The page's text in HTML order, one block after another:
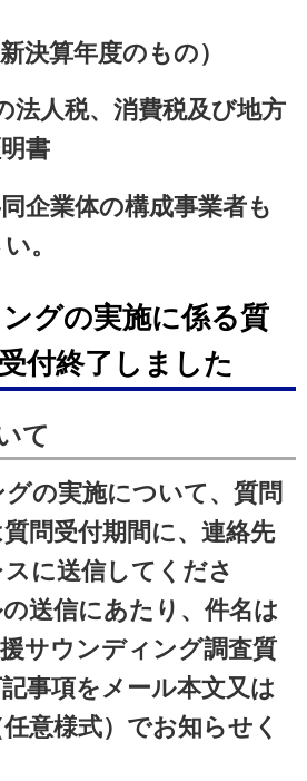
決算年度のもの）
法人税、消費税及び地方
書
企業体の構成事業者も
。
グの実施に係る質
付終了しました
て
の実施について、質問
問受付期間に、連絡先
に送信してくださ
の送信にあたり、件名は
援サウンディング調査質
事項をメール本文又は
意様式）でお知らせく